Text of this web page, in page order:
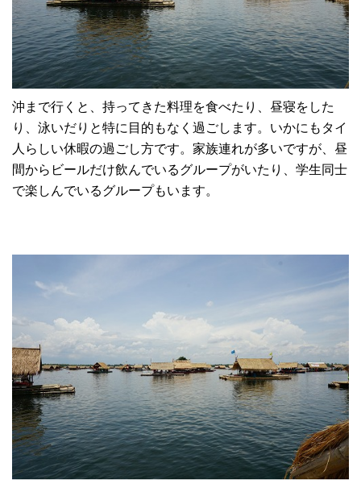
沖まで行くと、持ってきた料理を食べたり、昼寝をした
り、泳いだりと特に目的もなく過ごします。いかにもタイ
人らしい休暇の過ごし方です。家族連れが多いですが、昼
間からビールだけ飲んでいるグループがいたり、学生同士
で楽しんでいるグループもいます。